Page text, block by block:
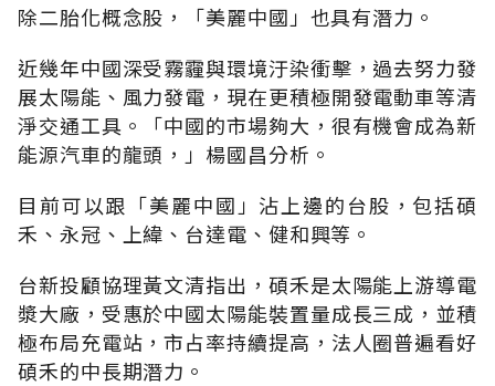
除二胎化概念股，「美麗中國」也具有潛力。
近幾年中國深受霧霾與環境汙染衝擊，過去努力發
展太陽能、風力發電，現在更積極開發電動車等清
淨交通工具。「中國的市場夠大，很有機會成為新
能源汽車的龍頭，」楊國昌分析。
目前可以跟「美麗中國」沾上邊的台股，包括碩
禾、永冠、上緯、台達電、健和興等。
台新投顧協理黃文清指出，碩禾是太陽能上游導電
漿大廠，受惠於中國太陽能裝置量成長三成，並積
極布局充電站，市占率持續提高，法人圈普遍看好
碩禾的中長期潛力。